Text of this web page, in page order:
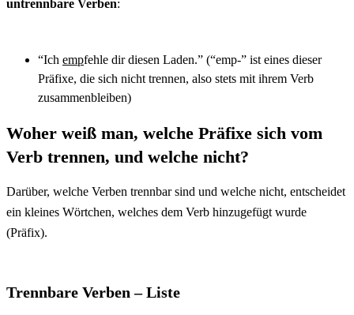
untrennbare Verben:
“Ich empfehle dir diesen Laden.” (“emp-” ist eines dieser
Präfixe, die sich nicht trennen, also stets mit ihrem Verb
zusammenbleiben)
Woher weiß man, welche Präfixe sich vom
Verb trennen, und welche nicht?
Darüber, welche Verben trennbar sind und welche nicht, entscheidet
ein kleines Wörtchen, welches dem Verb hinzugefügt wurde
(Präfix).
Trennbare Verben – Liste